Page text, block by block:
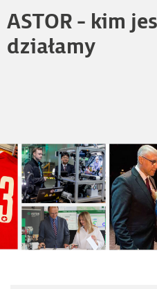
ASTOR - kim
działamy